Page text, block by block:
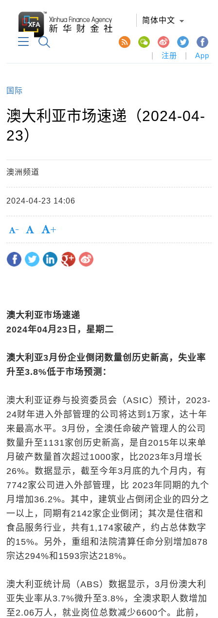
简体中文
注册 App
国际
澳大利亚市场速递（2024-04-
23）
澳洲频道
2024-04-23 14:06
澳大利亚市场速递
2024年04月23 日，星期二
澳大利亚3月份企业倒闭数量创历史新高，失业率
升至3.8%低于市场预测：
澳大利亚证券与投资委员会（ASIC）预计，2023-
24财年进入外部管理的公司将达到1万家，达十年
来最高水平。3月份，全澳任命破产管理人的公司
数量升至1131家创历史新高，是自2015年以来单
月破产数量首次超过1000家，比2023年3月增长
26%。数据显示，截至今年3月底的九个月内，有
7742家公司进入外部管理，比 2023年同期的九个
月增加36.2%。其中，建筑业占倒闭企业的四分之
一以上，同期有2142家企业倒闭；其次是住宿和
食品服务行业，共有1,174家破产，约占总体数字
的15%。另外，重组和法院清算任命分别增加878
宗达294%和1593宗达218%。
澳大利亚统计局（ABS）数据显示，3月份澳大利
亚失业率从3.7%微升至3.8%，全澳求职人数增加
至2.06万人，就业岗位总数减少6600个。此前，